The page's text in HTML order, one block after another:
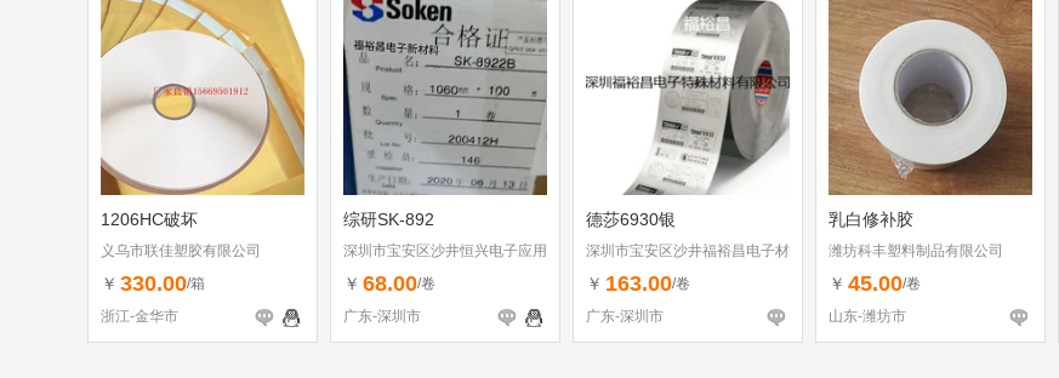
1206HC破坏
义乌市联佳塑胶有限公司
￥ 330.00/箱
浙江-金华市
综研SK-892
深圳市宝安区沙井恒兴电子应用
材料行
￥ 68.00/卷
广东-深圳市
德莎6930银
深圳市宝安区沙井福裕昌电子材
料行
￥ 163.00/卷
广东-深圳市
乳白修补胶
潍坊科丰塑料制品有限公司
￥ 45.00/卷
山东-潍坊市